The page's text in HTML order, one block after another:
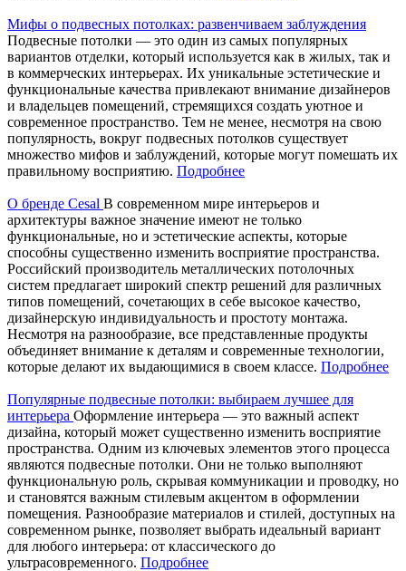
Мифы о подвесных потолках: развенчиваем заблуждения
Подвесные потолки — это один из самых популярных
вариантов отделки, который используется как в жилых, так и
в коммерческих интерьерах. Их уникальные эстетические и
функциональные качества привлекают внимание дизайнеров
и владельцев помещений, стремящихся создать уютное и
современное пространство. Тем не менее, несмотря на свою
популярность, вокруг подвесных потолков существует
множество мифов и заблуждений, которые могут помешать их
правильному восприятию. Подробнее
О бренде Cesal В современном мире интерьеров и
архитектуры важное значение имеют не только
функциональные, но и эстетические аспекты, которые
способны существенно изменить восприятие пространства.
Российский производитель металлических потолочных
систем предлагает широкий спектр решений для различных
типов помещений, сочетающих в себе высокое качество,
дизайнерскую индивидуальность и простоту монтажа.
Несмотря на разнообразие, все представленные продукты
объединяет внимание к деталям и современные технологии,
которые делают их выдающимися в своем классе. Подробнее
Популярные подвесные потолки: выбираем лучшее для
интерьера Оформление интерьера — это важный аспект
дизайна, который может существенно изменить восприятие
пространства. Одним из ключевых элементов этого процесса
являются подвесные потолки. Они не только выполняют
функциональную роль, скрывая коммуникации и проводку, но
и становятся важным стилевым акцентом в оформлении
помещения. Разнообразие материалов и стилей, доступных на
современном рынке, позволяет выбрать идеальный вариант
для любого интерьера: от классического до
ультрасовременного. Подробнее